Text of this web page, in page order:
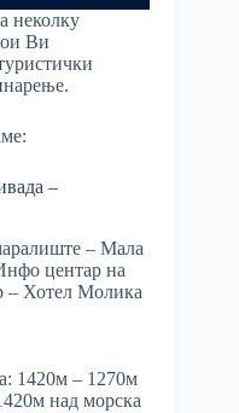
неколку
Ви
–
– Мала
центар на
– Хотел Молика
1420м – 1270м
над морска